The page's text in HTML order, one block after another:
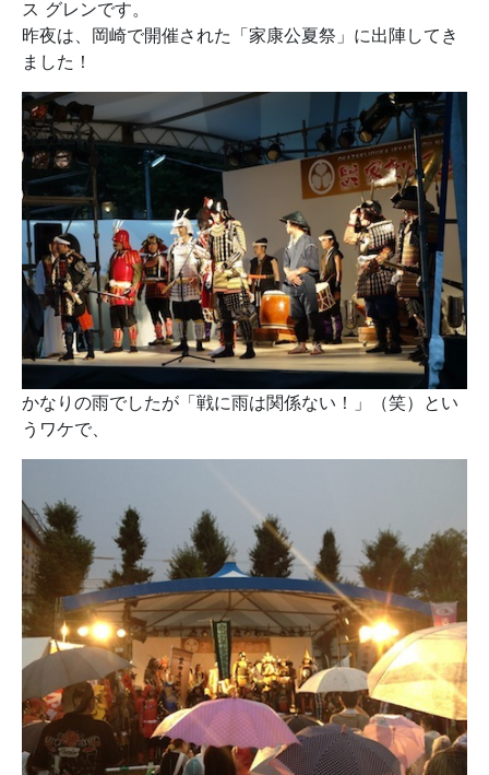
ス グレンです。
昨夜は、岡崎で開催された「家康公夏祭」に出陣してき
ました！
かなりの雨でしたが「戦に雨は関係ない！」（笑）とい
うワケで、